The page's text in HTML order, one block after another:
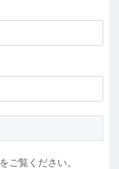
をご覧ください。